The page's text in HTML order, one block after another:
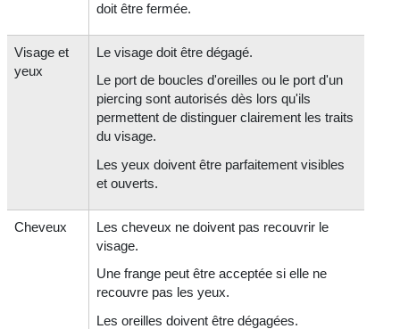
doit être fermée.
Visage et
yeux
Le visage doit être dégagé.
Le port de boucles d'oreilles ou le port d'un
piercing sont autorisés dès lors qu'ils
permettent de distinguer clairement les traits
du visage.
Les yeux doivent être parfaitement visibles
et ouverts.
Cheveux
Les cheveux ne doivent pas recouvrir le
visage.
Une frange peut être acceptée si elle ne
recouvre pas les yeux.
Les oreilles doivent être dégagées.